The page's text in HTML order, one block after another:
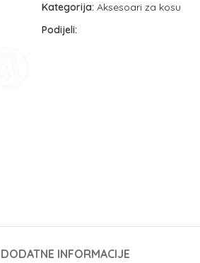
Kategorija: Aksesoari za kosu
Podijeli:
DODATNE INFORMACIJE